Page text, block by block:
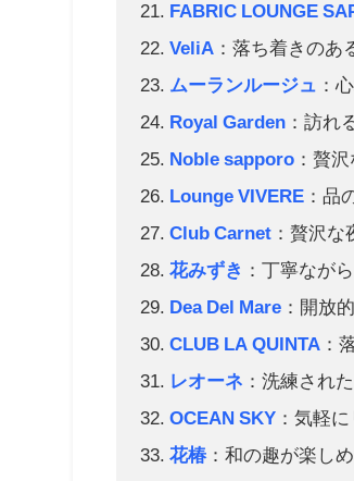
FABRIC LOUNGE
VeliA ：落ち着きのあ
ムーランルージュ
：
Royal Garden ：訪れ
Noble sapporo ：贅
Lounge VIVERE ：品
Club Carnet ：贅沢
花みずき ：丁寧なが
Dea Del Mare ：開放
CLUB LA QUINTA ：
レオーネ ：洗練され
OCEAN SKY ：気軽
花椿：和の趣が楽し